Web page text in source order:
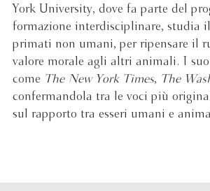
York University, dove fa parte del
formazione interdisciplinare, studia
primati non umani, per ripensare il
valore morale agli altri animali. I
come The New York Times, The
confermandola tra le voci più
sul rapporto tra esseri umani e